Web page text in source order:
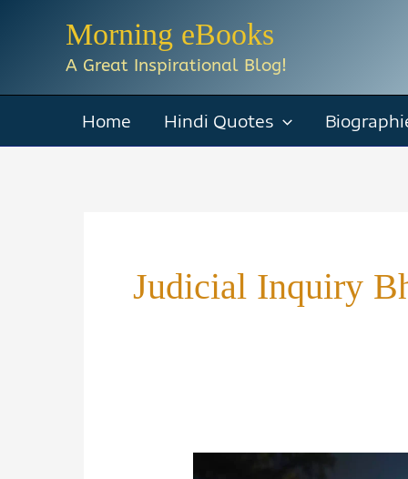
Morning eBooks
A Great Inspirational Blog!
Home Hindi Quotes
Judicial Inquiry